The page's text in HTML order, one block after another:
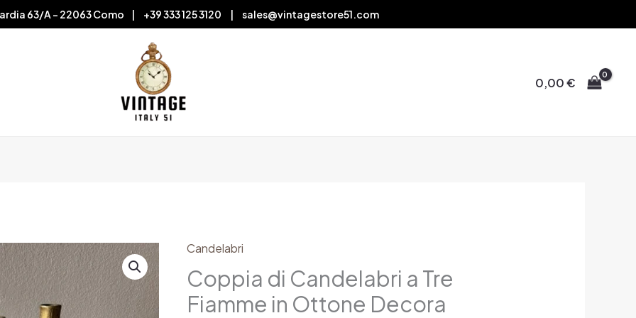
63/A – 22063 Como | +39 333 125 3120 | sales@vintagestore51.com
0,00€
Candelabri
Coppia di Candelabri a Tre
Fiamme in Ottone Decora
Coppia
di
Candelabri
a